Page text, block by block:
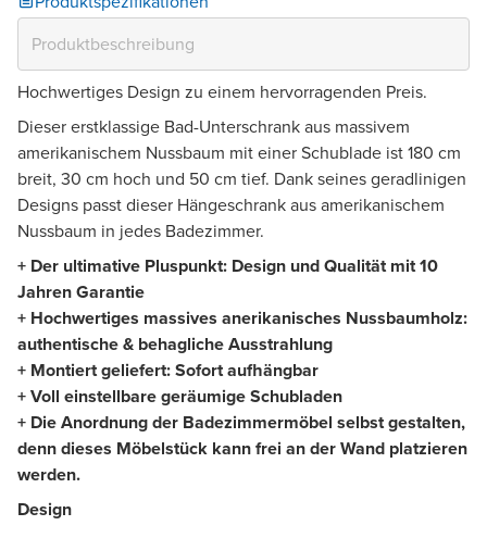
Hochwertiges Design zu einem hervorragenden Preis.
Dieser erstklassige Bad-Unterschrank aus massivem
amerikanischem Nussbaum mit einer Schublade ist 180 cm
breit, 30 cm hoch und 50 cm tief. Dank seines geradlinigen
Designs passt dieser Hängeschrank aus amerikanischem
Nussbaum in jedes Badezimmer.
+ Der ultimative Pluspunkt: Design und Qualität mit 10
Jahren Garantie
+ Hochwertiges massives anerikanisches Nussbaumholz:
authentische & behagliche Ausstrahlung
+ Montiert geliefert: Sofort aufhängbar
+ Voll einstellbare geräumige Schubladen
+ Die Anordnung der Badezimmermöbel selbst gestalten,
denn dieses Möbelstück kann frei an der Wand platzieren
werden.
Design